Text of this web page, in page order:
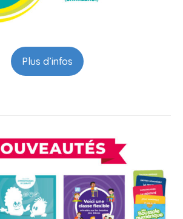
Plus d’infos